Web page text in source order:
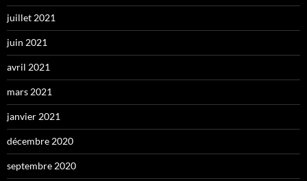
juillet 2021
juin 2021
avril 2021
mars 2021
janvier 2021
décembre 2020
septembre 2020